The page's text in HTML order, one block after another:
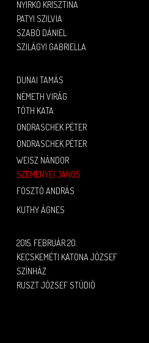
NYIRKÓ KRISZTINA
PATYI SZILVIA
SZABÓ DÁNIEL
SZILÁGYI GABRIELLA
DUNAI TAMÁS
NÉMETH VIRÁG
TÓTH KATA
ONDRASCHEK PÉTER
ONDRASCHEK PÉTER
WEISZ NÁNDOR
SZEMENYEI JÁNOS
FOSZTÓ ANDRÁS
KUTHYÁGNES
2015. FEBRUÁR 20.
KECSKEMÉTI KATONA JÓZSEF
SZÍNHÁZ
RUSZT JÓZSEF STÚDIÓ